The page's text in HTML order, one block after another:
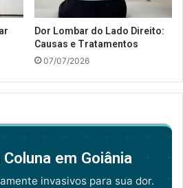
Dor Lombar do Lado Direito:
Causas e Tratamentos
07/07/2026
em Goiânia
invasivos para sua dor.